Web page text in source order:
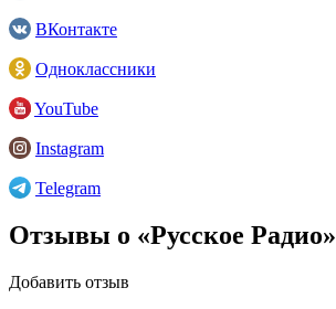
ВКонтакте
Одноклассники
YouTube
Instagram
Telegram
Отзывы о «Русское Радио»
Добавить отзыв